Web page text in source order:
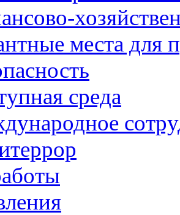
места для
среда